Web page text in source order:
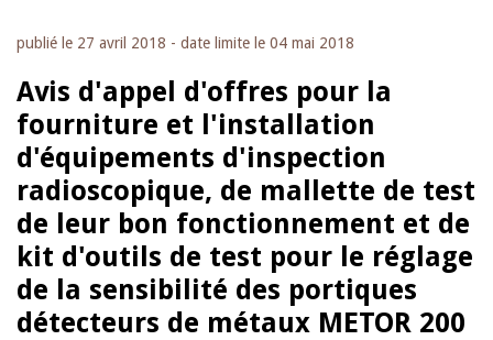
publié le 27 avril 2018 - date limite le 04 mai 2018
Avis d'appel d'offres pour la
fourniture et l'installation
d'équipements d'inspection
radioscopique, de mallette de test
de leur bon fonctionnement et de
kit d'outils de test pour le réglage
de la sensibilité des portiques
détecteurs de métaux METOR 200